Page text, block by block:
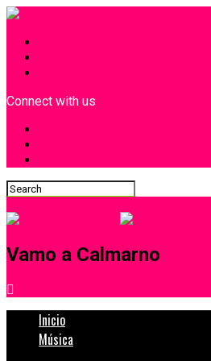
Connect with us
Vamo a Calmarno
Inicio
Música